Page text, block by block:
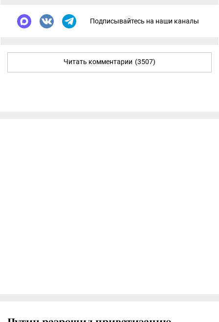
Подписывайтесь на наши каналы
Читать комментарии (3507)